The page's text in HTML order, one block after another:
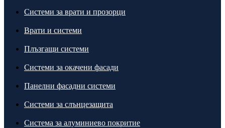
Системи за врати и прозорци
Врати и системи
Плъзгащи системи
Системи за окачени фасади
Панелни фасадни системи
Системи за слънцезащита
Система за алуминиево покритие